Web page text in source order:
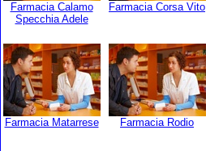
Farmacia Calamo
Specchia Adele
Farmacia Corsa Vito
Farmacia Matarrese Farmacia Rodio